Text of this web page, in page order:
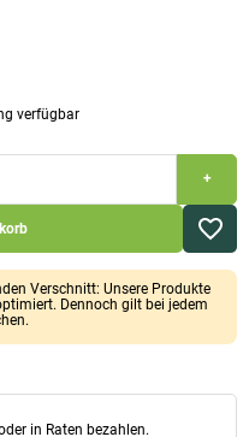
+
Verschnitt: Unsere Produkte
Dennoch gilt bei jedem
in Raten bezahlen.
verfügbar